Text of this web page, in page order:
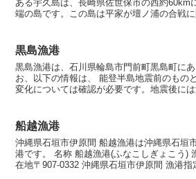
ある宇久島は、長崎県佐世保市の西約60km
端の島です。この島は平家が壇ノ浦の合戦に
黒島漁港
黒島漁港は、石川県輪島市門前町黒島町に
お、以下の情報は、 能登半島地震前のもの
変化については確認が必要です。地震後に
船越漁港
沖縄県石垣市伊原間 船越漁港は沖縄県石垣
港です。 名称 船越漁港(ふなこしぎょこう)
在地〒907-0332 沖縄県石垣市伊原間 漁港指